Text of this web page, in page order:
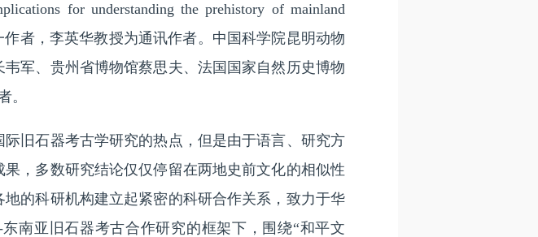
for understanding the prehistory of mainland
作者，李英华教授为通讯作者。中国科学院昆明动物
军、贵州省博物馆蔡思夫、法国国家自然历史博物
。
石器考古学研究的热点，但是由于语言、研究方
，多数研究结论仅仅停留在两地史前文化的相似性
的科研机构建立起紧密的科研合作关系，致力于华
南亚旧石器考古合作研究的框架下，围绕“和平文